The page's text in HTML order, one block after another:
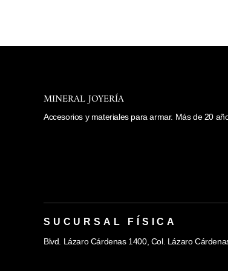
MINERAL JOYERÍA
Accesorios y materiales para armar. Más de 20
SUCURSAL FÍSICA
Blvd. Lázaro Cárdenas 1400, Col. Lázaro